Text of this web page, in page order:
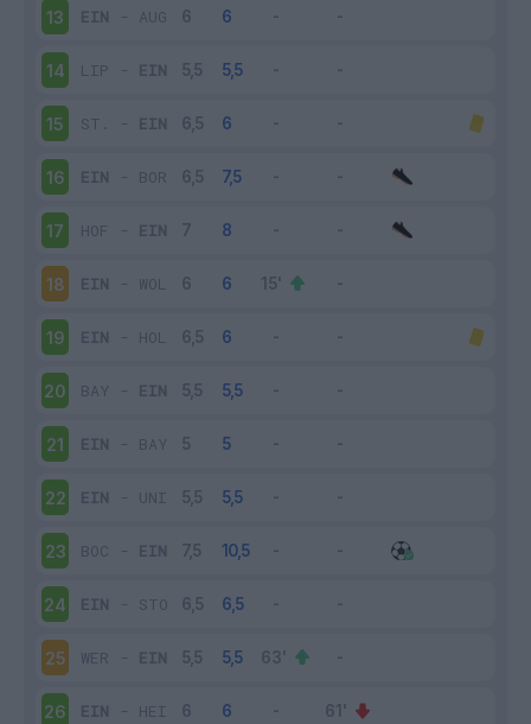
13 EIN - AUG
14 LIP - EIN
15 ST. - EIN
16 EIN - BOR
17 HOF - EIN
18 EIN - WOL
19 EIN - HOL
20 BAY - EIN
21 EIN - BAY
22 EIN - UNI
23 BOC - EIN
24 EIN - STO
25 WER - EIN
26 EIN - HEI